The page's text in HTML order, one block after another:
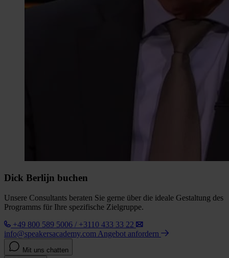
Dick Berlijn buchen
Unsere Consultants beraten Sie gerne über die ideale Gestaltung des
Programms für Ihre spezifische Zielgruppe.
+49 800 589 5006 / +3110 433 33 22
info@speakersacademy.com Angebot anfordern
Mit uns chatten